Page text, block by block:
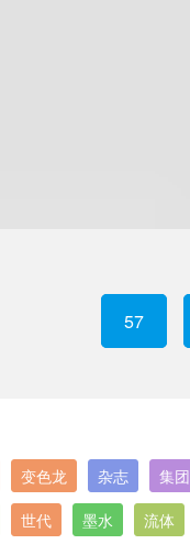
57
变色龙 杂志 集团
世代 墨水 流体